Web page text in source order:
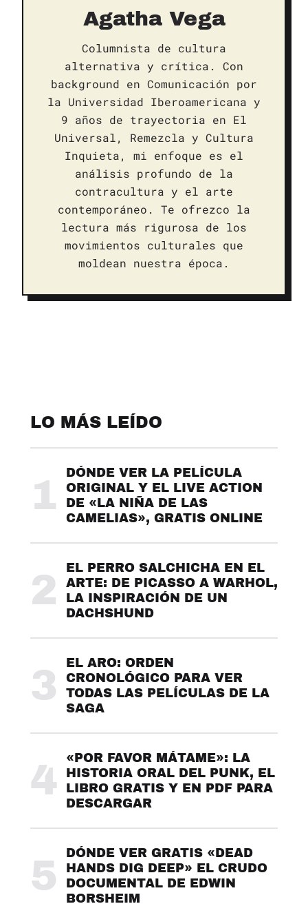
Agatha Vega
Columnista de cultura
alternativa y crítica. Con
background en Comunicación por
la Universidad Iberoamericana y
9 años de trayectoria en El
Universal, Remezcla y Cultura
Inquieta, mi enfoque es el
análisis profundo de la
contracultura y el arte
contemporáneo. Te ofrezco la
lectura más rigurosa de los
movimientos culturales que
moldean nuestra época.
LO MÁS LEÍDO
1
DÓNDE VER LA PELÍCULA
ORIGINAL Y EL LIVE ACTION
DE «LA NIÑA DE LAS
CAMELIAS», GRATIS ONLINE
2
EL PERRO SALCHICHA EN EL
ARTE: DE PICASSO A WARHOL,
LA INSPIRACIÓN DE UN
DACHSHUND
3
EL ARO: ORDEN
CRONOLÓGICO PARA VER
TODAS LAS PELÍCULAS DE LA
SAGA
4
«POR FAVOR MÁTAME»: LA
HISTORIA ORAL DEL PUNK, EL
LIBRO GRATIS Y EN PDF PARA
DESCARGAR
5
DÓNDE VER GRATIS «DEAD
HANDS DIG DEEP» EL CRUDO
DOCUMENTAL DE EDWIN
BORSHEIM